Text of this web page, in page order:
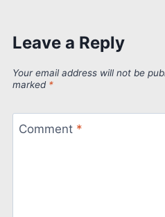
Leave a Reply
Your email address will not be
marked *
Comment *